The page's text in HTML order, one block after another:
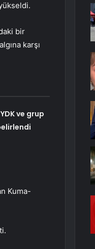
bir
karşı
ve grup
Kuma-